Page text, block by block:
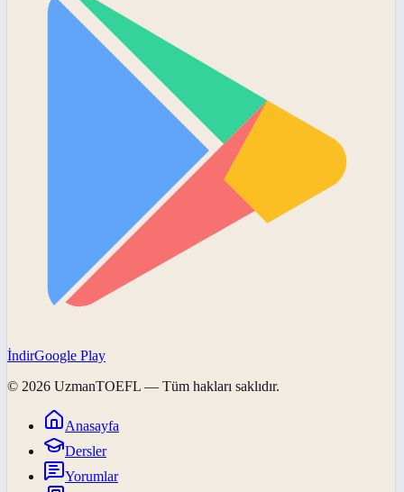
İndirGoogle Play
© 2026 UzmanTOEFL — Tüm hakları saklıdır.
Anasayfa
Dersler
Yorumlar